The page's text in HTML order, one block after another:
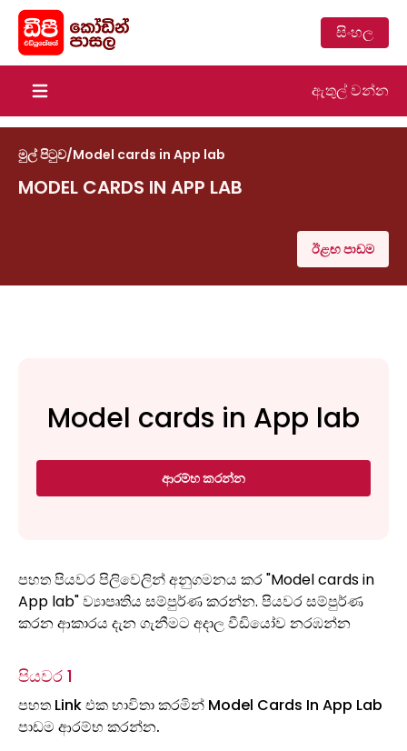
සිංහල
Open main menu ඇතුල් වන්න
මුල් පිටුව/Model cards in App lab
MODEL CARDS IN APP LAB
ඊළඟ පාඩම
Model cards in App lab
ආරම්භ කරන්න
පහත පියවර පිලිවෙලින් අනුගමනය කර "Model cards in
App lab" ව්‍යාපෘතිය සම්පුර්ණ කරන්න. පියවර සම්පුර්ණ
කරන ආකාරය දැන ගැනීමට අදාල වීඩියෝව නරඹන්න
පියවර 1
පහත Link එක භාවිතා කරමින් Model Cards In App Lab
පාඩම ආරම්භ කරන්න.